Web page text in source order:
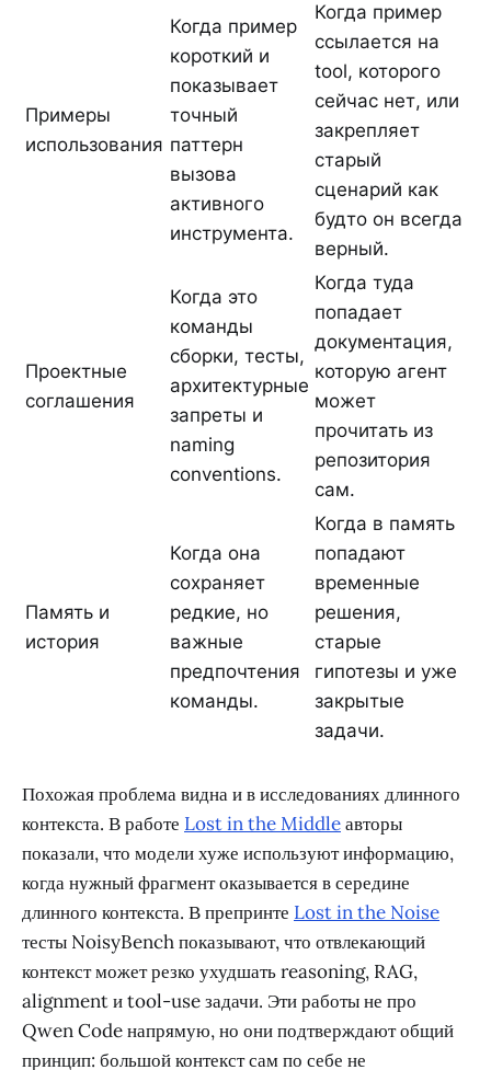
Примеры
использования
Когда пример
короткий и
показывает
точный
паттерн
вызова
активного
инструмента.
Когда пример
ссылается на
tool, которого
сейчас нет, или
закрепляет
старый
сценарий как
будто он всегда
верный.
Проектные
соглашения
Когда это
команды
сборки, тесты,
архитектурные
запреты и
naming
conventions.
Когда туда
попадает
документация,
которую агент
может
прочитать из
репозитория
сам.
Память и
история
Когда она
сохраняет
редкие, но
важные
предпочтения
команды.
Когда в память
попадают
временные
решения,
старые
гипотезы и уже
закрытые
задачи.
Похожая проблема видна и в исследованиях длинного
контекста. В работе Lost in the Middleавторы
показали, что модели хуже используют информацию,
когда нужный фрагмент оказывается в середине
длинного контекста. В препринте Lost in the Noise
тесты NoisyBench показывают, что отвлекающий
контекст может резко ухудшать reasoning, RAG,
alignment и tool-use задачи. Эти работы не про
Qwen Code напрямую, но они подтверждают общий
принцип: большой контекст сам по себе не